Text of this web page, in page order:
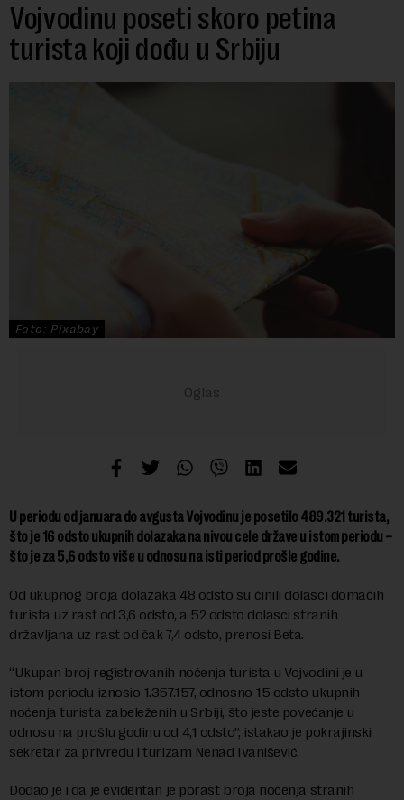
Vojvodinu poseti skoro petina
turista koji dođu u Srbiju
Foto: Pixabay
U periodu od januara do avgusta Vojvodinu je posetilo 489.321 turista,
što je 16 odsto ukupnih dolazaka na nivou cele države u istom periodu –
što je za 5,6 odsto više u odnosu na isti period prošle godine.
Od ukupnog broja dolazaka 48 odsto su činili dolasci domaćih
turista uz rast od 3,6 odsto, a 52 odsto dolasci stranih
državljana uz rast od čak 7,4 odsto, prenosi Beta.
“Ukupan broj registrovanih noćenja turista u Vojvodini je u
istom periodu iznosio 1.357.157, odnosno 15 odsto ukupnih
noćenja turista zabeleženih u Srbiji, što jeste povećanje u
odnosu na prošlu godinu od 4,1 odsto”, istakao je pokrajinski
sekretar za privredu i turizam Nenad Ivanišević.
Dodao je i da je evidentan je porast broja noćenja stranih